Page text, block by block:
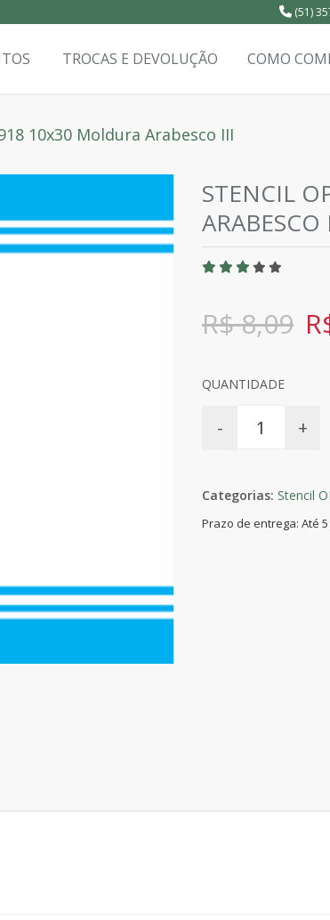
(51)
TROCAS E DEVOLUÇÃO COMO
10x30 Moldura Arabesco III
STENCIL
ARABESCO
R$ 8,09
QUANTIDADE
- +
Categorias: Stencil
Prazo de entrega: Até